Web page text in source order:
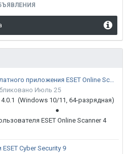
Новая версия бесплатного приложения ESET Online Scanner доступна пользователям
Июль 25
4.0.1 (Windows 10/11, 64-разрядная)
ESET Online Scanner 4
Cyber Security 9